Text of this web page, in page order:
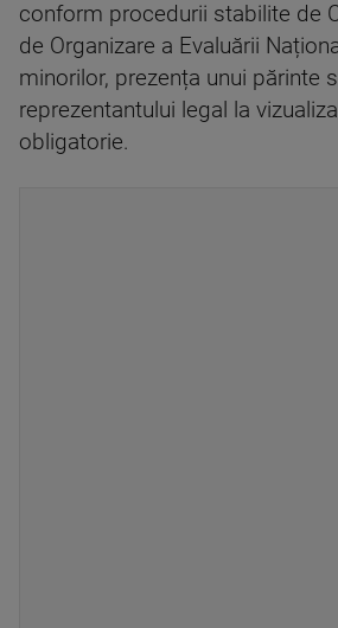
conform procedurii stabilite de
de Organizare a Evaluării
minorilor, prezența unui părinte
reprezentantului legal la
obligatorie.